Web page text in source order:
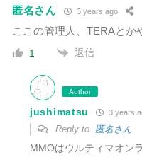
匿名さん 3 years ago
ここの管理人、TERAとか
1 返信
Author
jushimatsu 3 years
Reply to 匿名さん
MMOはウルティマオン